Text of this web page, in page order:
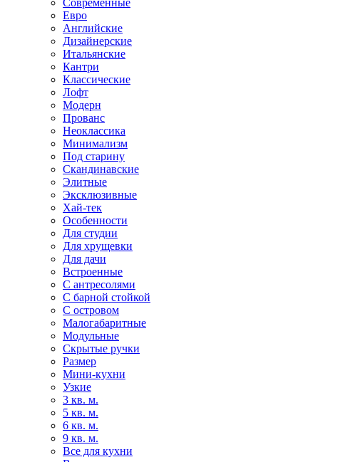
Евро
Английские
Дизайнерские
Итальянские
Кантри
Классические
Лофт
Модерн
Прованс
Неоклассика
Минимализм
Под старину
Скандинавские
Элитные
Эксклюзивные
Хай-тек
Особенности
Для студии
Для хрущевки
Для дачи
Встроенные
С антресолями
С барной стойкой
С островом
Малогабаритные
Модульные
Скрытые ручки
Размер
Мини-кухни
Узкие
3 кв. м.
5 кв. м.
6 кв. м.
9 кв. м.
Все для кухни